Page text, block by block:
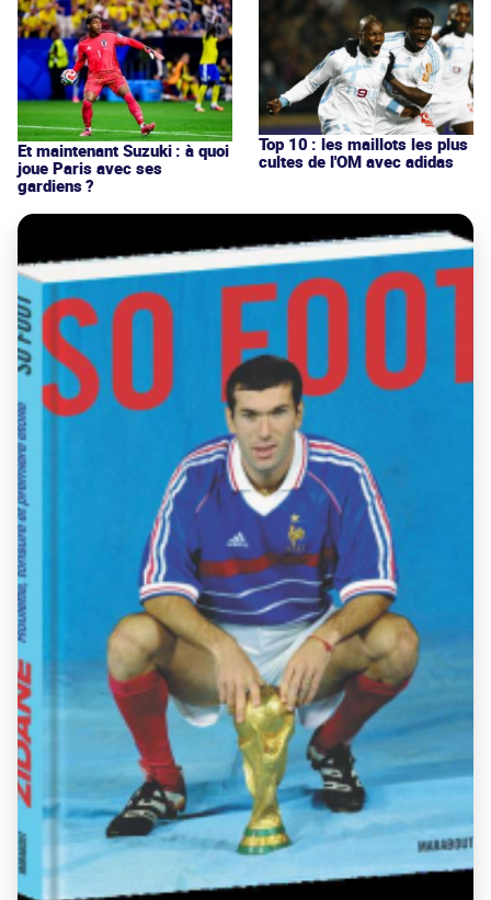
Et maintenant Suzuki : à quoi
joue Paris avec ses
gardiens ?
Top 10 : les maillots les plus
cultes de l'OM avec adidas